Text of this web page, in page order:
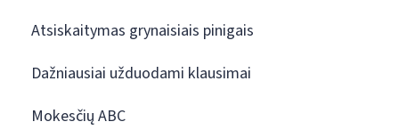
Atsiskaitymas grynaisiais pinigais
Dažniausiai užduodami klausimai
Mokesčių ABC